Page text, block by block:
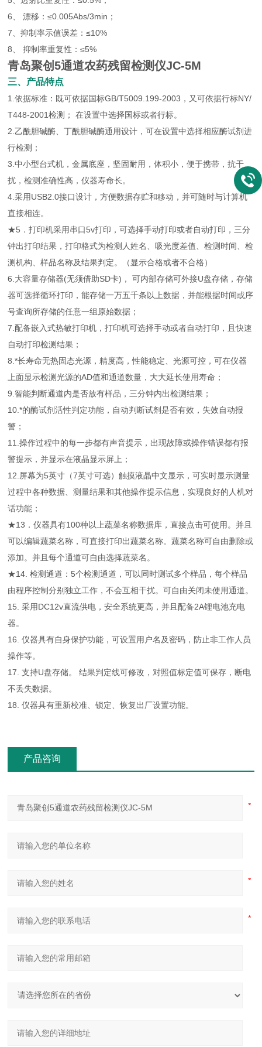
6、 漂移：≤0.005Abs/3min；
7、抑制率示值误差：≤10%
8、 抑制率重复性：≤5%
青岛聚创5通道农药残留检测仪JC-5M
三、产品特点
1.依据标准：既可依据国标GB/T5009.199-2003，又可依据行标NY/
T448-2001检测； 在设置中选择国标或者行标。
2.乙酰胆碱酶、丁酰胆碱酶通用设计，可在设置中选择相应酶试剂进
行检测；
3.中小型台式机，金属底座，坚固耐用，体积小，便于携带，抗干
扰，检测准确性高，仪器寿命长。
4.采用USB2.0接口设计，方便数据存贮和移动，并可随时与计算机
直接相连。
★5．打印机采用串口5v打印，可选择手动打印或者自动打印，三分
钟出打印结果，打印格式为检测人姓名、吸光度差值、检测时间、检
测机构、样品名称及结果判定。（显示合格或者不合格）
6.大容量存储器(无须借助SD卡)， 可内部存储可外接U盘存储，存储
器可选择循环打印，能存储一万五千条以上数据，并能根据时间或序
号查询所存储的任意一组原始数据；
7.配备嵌入式热敏打印机，打印机可选择手动或者自动打印，且快速
自动打印检测结果；
8.*长寿命无热固态光源，精度高，性能稳定、光源可控，可在仪器
上面显示检测光源的AD值和通道数量，大大延长使用寿命；
9.智能判断通道内是否放有样品，三分钟内出检测结果；
10.*的酶试剂活性判定功能，自动判断试剂是否有效，失效自动报
警；
11.操作过程中的每一步都有声音提示，出现故障或操作错误都有报
警提示，并显示在液晶显示屏上；
12.屏幕为5英寸（7英寸可选）触摸液晶中文显示，可实时显示测量
过程中各种数据、测量结果和其他操作提示信息，实现良好的人机对
话功能；
★13．仪器具有100种以上蔬菜名称数据库，直接点击可使用。并且
可以编辑蔬菜名称，可直接打印出蔬菜名称。蔬菜名称可自由删除或
添加。并且每个通道可自由选择蔬菜名。
★14. 检测通道：5个检测通道，可以同时测试多个样品，每个样品
由程序控制分别独立工作，不会互相干扰。可自由关闭未使用通道。
15. 采用DC12v直流供电，安全系统更高，并且配备2A锂电池充电
器。
16. 仪器具有自身保护功能，可设置用户名及密码，防止非工作人员
操作等。
17. 支持U盘存储。 结果判定线可修改，对照值标定值可保存，断电
不丢失数据。
18. 仪器具有重新校准、锁定、恢复出厂设置功能。
产品咨询